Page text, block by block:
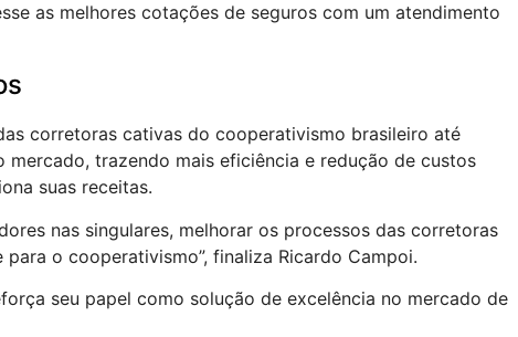
as melhores cotações de seguros com um atendimento
corretoras cativas do cooperativismo brasileiro até
trazendo mais eficiência e redução de custos
suas receitas.
nas singulares, melhorar os processos das corretoras
o cooperativismo”, finaliza Ricardo Campoi.
seu papel como solução de excelência no mercado de